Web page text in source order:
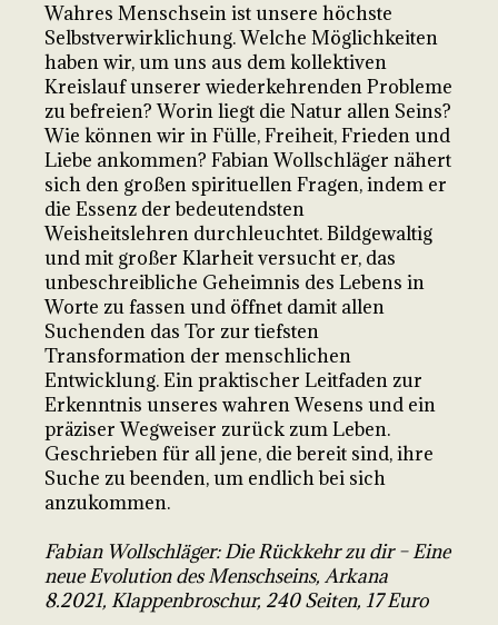
Wahres Menschsein ist unsere höchste
Selbstverwirklichung. Welche Möglichkeiten
haben wir, um uns aus dem kollektiven
Kreislauf unserer wiederkehrenden Probleme
zu befreien? Worin liegt die Natur allen Seins?
Wie können wir in Fülle, Freiheit, Frieden und
Liebe ankommen? Fabian Wollschläger nähert
sich den großen spirituellen Fragen, indem er
die Essenz der bedeutendsten
Weisheitslehren durchleuchtet. Bildgewaltig
und mit großer Klarheit versucht er, das
unbeschreibliche Geheimnis des Lebens in
Worte zu fassen und öffnet damit allen
Suchenden das Tor zur tiefsten
Transformation der menschlichen
Entwicklung. Ein praktischer Leitfaden zur
Erkenntnis unseres wahren Wesens und ein
präziser Wegweiser zurück zum Leben.
Geschrieben für all jene, die bereit sind, ihre
Suche zu beenden, um endlich bei sich
anzukommen.
Fabian Wollschläger: Die Rückkehr zu dir – Eine
neue Evolution des Menschseins, Arkana
8.2021, Klappenbroschur, 240 Seiten, 17 Euro